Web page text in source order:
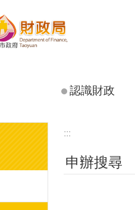
認識財政
:::
申辦搜尋